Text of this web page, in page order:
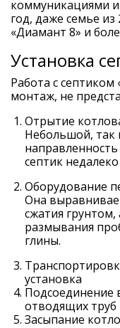
коммуникациями
год, даже семье
«Диамант 8» и
Установка
Работа с септиком
монтаж, не
Отрытие
Небольшой, так
септик
Оборудование
Она
сжатия
размывания
глины.
установка
Подсоединение
отводящих труб
Засыпание